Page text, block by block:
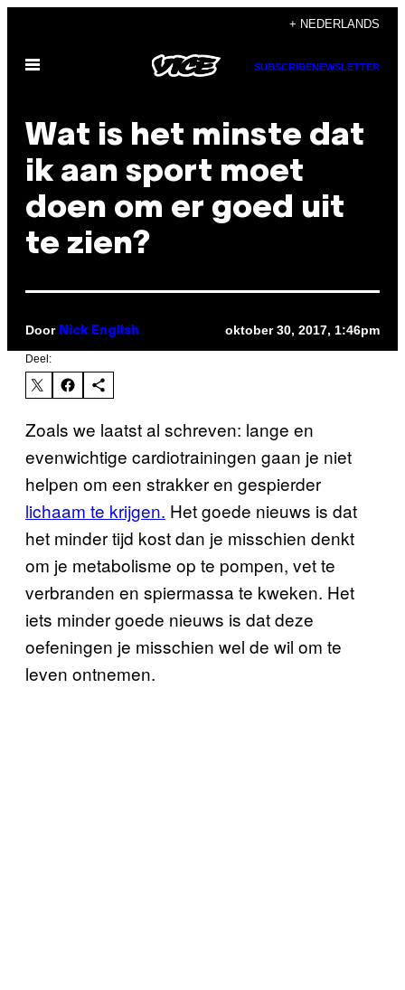
de
+ NEDERLANDS
Open
SUBSCRIBENEWSLETTER
Wat is het minste dat
ik aan sport moet
doen om er goed uit
te zien?
Door Nick English oktober 30, 2017, 1:46pm
Deel:
Zoals we laatst al schreven: lange en
evenwichtige cardiotrainingen gaan je niet
helpen om een strakker en gespierder
lichaam te krijgen. Het goede nieuws is dat
het minder tijd kost dan je misschien denkt
om je metabolisme op te pompen, vet te
verbranden en spiermassa te kweken. Het
iets minder goede nieuws is dat deze
oefeningen je misschien wel de wil om te
leven ontnemen.